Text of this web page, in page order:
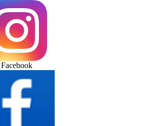
Facebook